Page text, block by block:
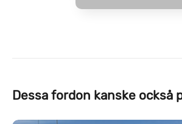
Dessa fordon kanske också